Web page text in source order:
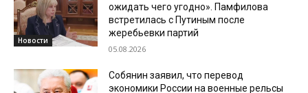
Новости
ожидать чего угодно». Памфилова
встретилась с Путиным после
жеребьевки партий
05.08.2026
Собянин заявил, что перевод
экономики России на военные рельсы